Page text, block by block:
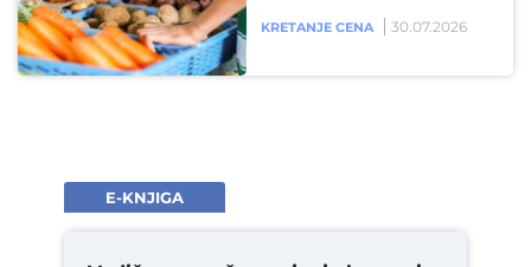
KRETANJE CENA 30.07.2026
E-KNJIGA